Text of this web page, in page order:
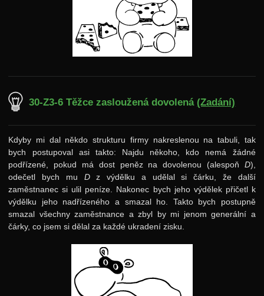
30-Z3-6 Těžce zasloužená dovolená (Zadání)
Kdyby mi dal někdo strukturu firmy nakreslenou na tabuli, tak
bych postupoval asi takto: Najdu někoho, kdo nemá žádné
podřízené, pokud má dost peněz na dovolenou (alespoň D),
odečetl bych mu Dz výdělku a udělal si čárku, že další
zaměstnanec si ulil peníze. Nakonec bych jeho výdělek přičetl k
výdělku jeho nadřízeného a smazal ho. Takto bych postupně
smazal všechny zaměstnance a zbyl by mi jenom generální a
čárky, co jsem si dělal za každé ukradení zisku.